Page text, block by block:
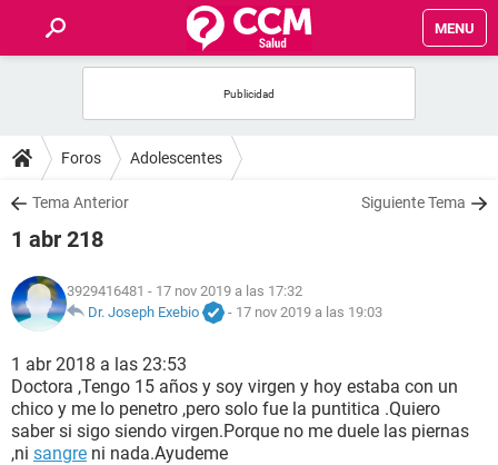
MENU
FOROS
SALUD
NUTRICIÓN
BIENESTAR
SEXUALIDAD
Foros Adolescentes
Tema Anterior Siguiente Tema
1 abr 218
3929416481 - 17 nov 2019 a las 17:32
Dr. Joseph Exebio
- 17 nov 2019 a las 19:03
1 abr 2018 a las 23:53
Doctora ,Tengo 15 años y soy virgen y hoy estaba con un
chico y me lo penetro ,pero solo fue la puntitica .Quiero
saber si sigo siendo virgen.Porque no me duele las piernas
,ni sangre ni nada.Ayudeme